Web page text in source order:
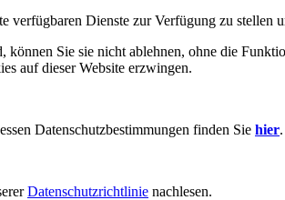
Dienste zur Verfügung zu stellen
Sie sie nicht ablehnen, ohne die
auf dieser Website erzwingen.
Datenschutzbestimmungen finden Sie hier.
Datenschutzrichtlinie nachlesen.